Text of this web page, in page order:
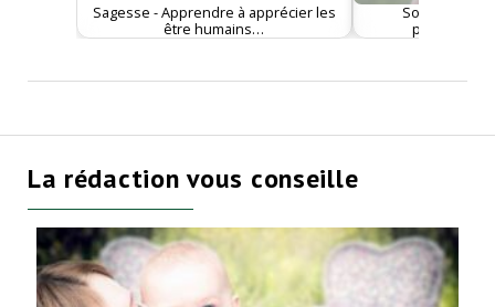
Sagesse - Apprendre à apprécier les
être humains…
Société - De
partenariat
La rédaction vous conseille